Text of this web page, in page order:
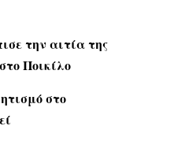
την αιτία της
Ποικίλο
στο